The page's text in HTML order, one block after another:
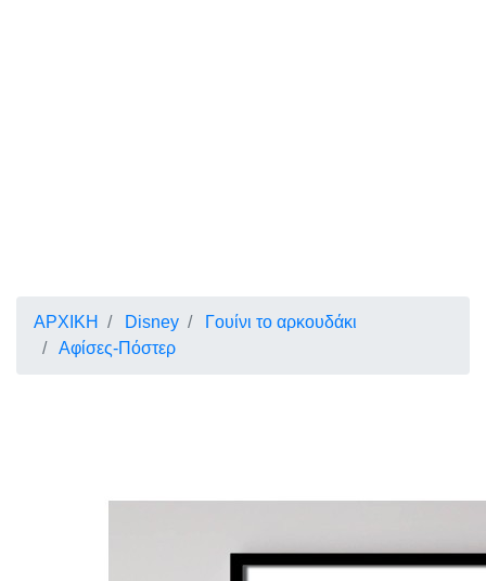
ΑΡΧΙΚΗ Disney
Γουίνι το αρκουδάκι
Αφίσες-Πόστερ